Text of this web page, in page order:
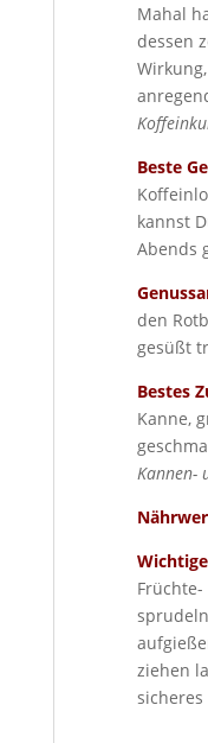
Mahal
dessen
Beste
kannst
Abends
den
gesüßt
Bestes
Kanne,
Kannen-
ziehen